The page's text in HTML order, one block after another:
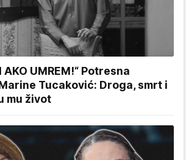
AKO UMREM!“ Potresna
Tucaković: Droga, smrt i
mu život